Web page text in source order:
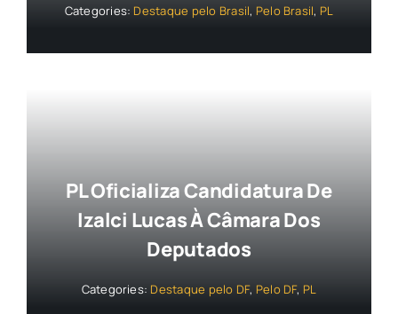
Categories: Destaque pelo Brasil, Pelo Brasil, PL
PL Oficializa Candidatura De
Izalci Lucas À Câmara Dos
Deputados
Categories: Destaque pelo DF, Pelo DF, PL